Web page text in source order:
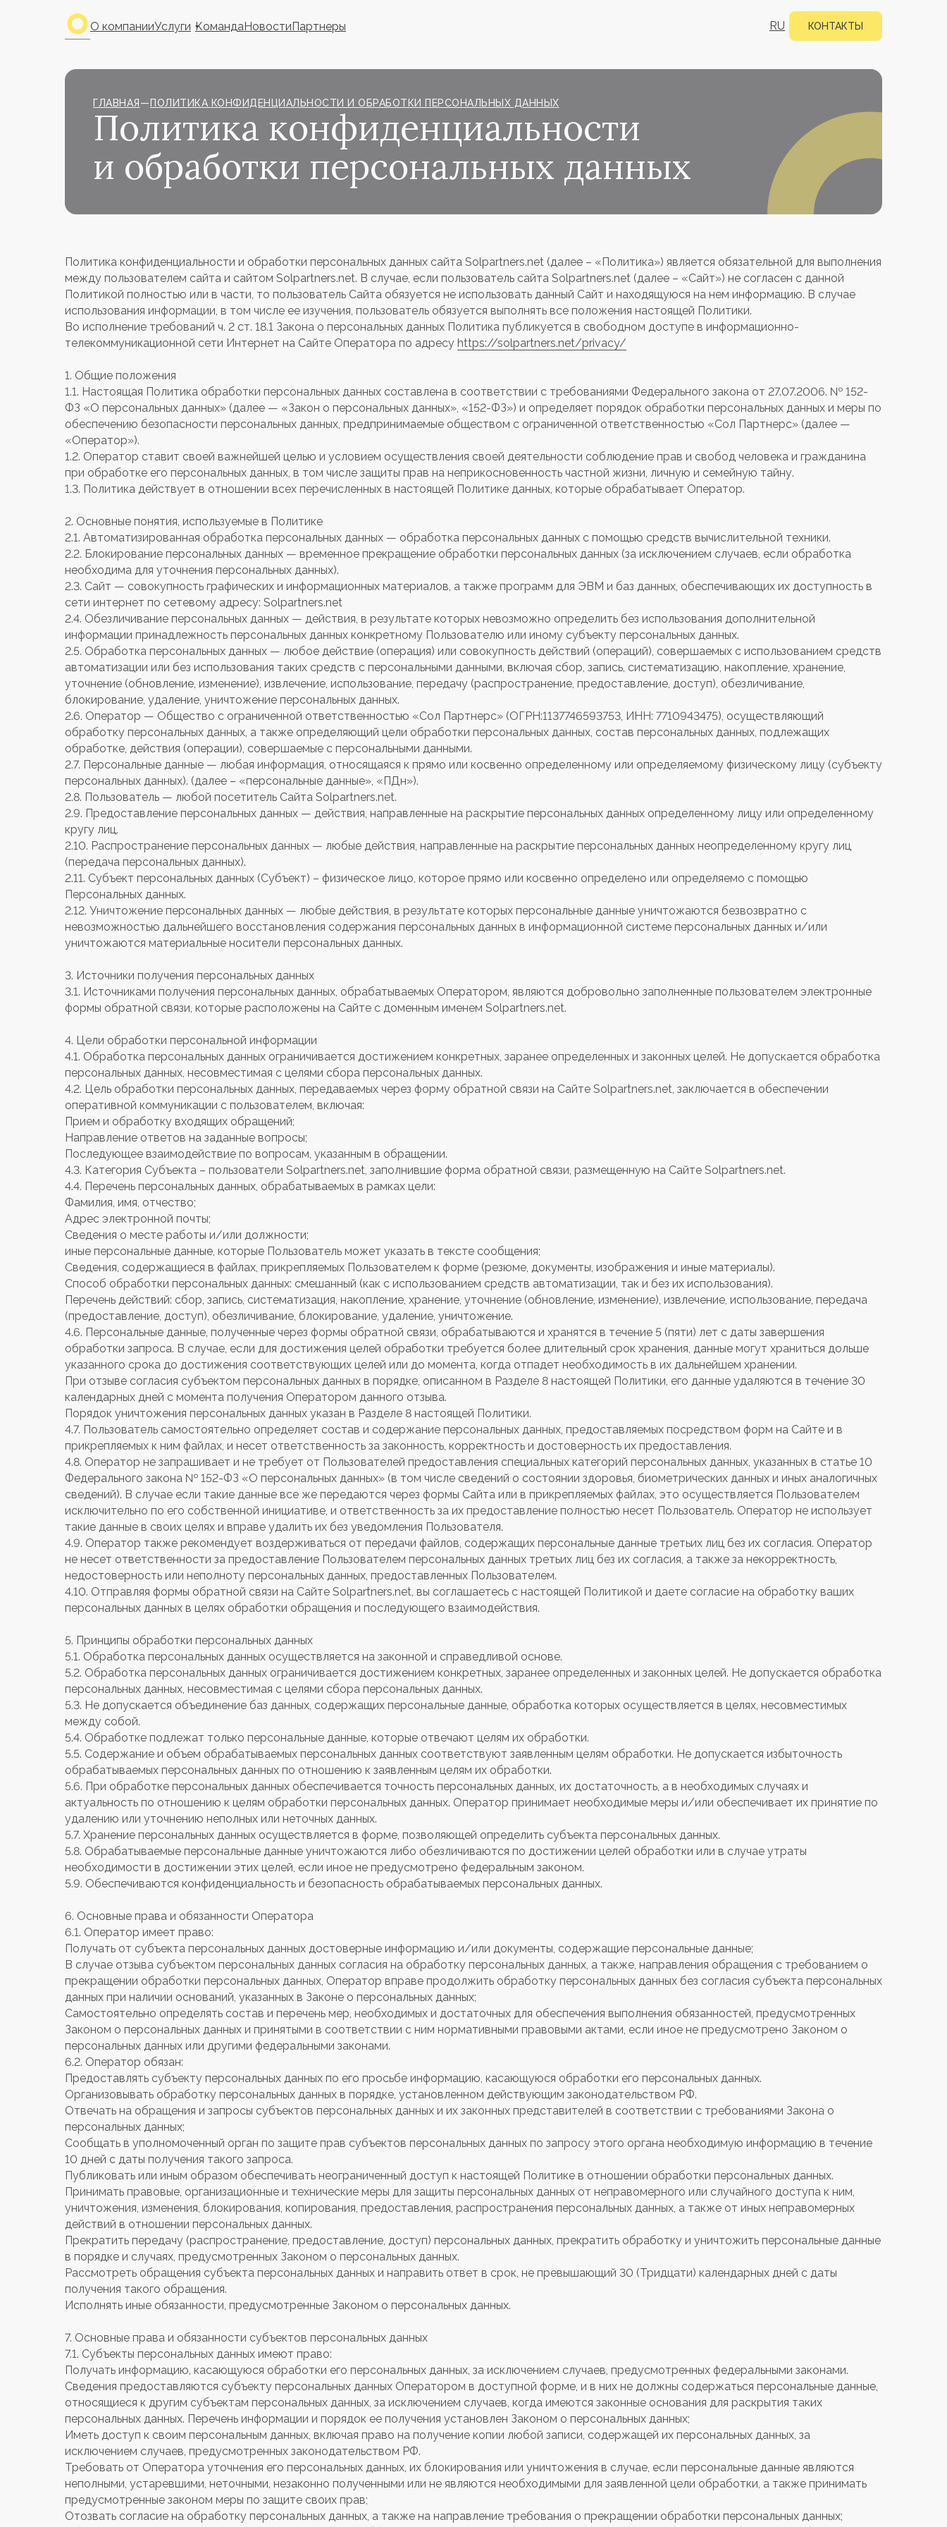
RU КОНТАКТЫ
О компанииУслуги КомандаНовостиПартнеры
ГЛАВНАЯ — ПОЛИТИКА КОНФИДЕНЦИАЛЬНОСТИ И ОБРАБОТКИ ПЕРСОНАЛЬНЫХ ДАННЫХ
Политика конфиденциальности
и обработки персональных данных
Политика конфиденциальности и обработки персональных данных сайта Solpartners.net (далее – «Политика») является обязательной для выполнения
между пользователем сайта и сайтом Solpartners.net. В случае, если пользователь сайта Solpartners.net (далее – «Сайт») не согласен с данной
Политикой полностью или в части, то пользователь Сайта обязуется не использовать данный Сайт и находящуюся на нем информацию. В случае
использования информации, в том числе ее изучения, пользователь обязуется выполнять все положения настоящей Политики.
Во исполнение требований ч. 2 ст. 18.1 Закона о персональных данных Политика публикуется в свободном доступе в информационно-
телекоммуникационной сети Интернет на Сайте Оператора по адресу https://solpartners.net/privacy/
1. Общие положения
1.1. Настоящая Политика обработки персональных данных составлена в соответствии с требованиями Федерального закона от 27.07.2006. № 152-
ФЗ «О персональных данных» (далее — «Закон о персональных данных», «152-ФЗ») и определяет порядок обработки персональных данных и меры по
обеспечению безопасности персональных данных, предпринимаемые обществом с ограниченной ответственностью «Сол Партнерс» (далее —
«Оператор»).
1.2. Оператор ставит своей важнейшей целью и условием осуществления своей деятельности соблюдение прав и свобод человека и гражданина
при обработке его персональных данных, в том числе защиты прав на неприкосновенность частной жизни, личную и семейную тайну.
1.3. Политика действует в отношении всех перечисленных в настоящей Политике данных, которые обрабатывает Оператор.
2. Основные понятия, используемые в Политике
2.1. Автоматизированная обработка персональных данных — обработка персональных данных с помощью средств вычислительной техники.
2.2. Блокирование персональных данных — временное прекращение обработки персональных данных (за исключением случаев, если обработка
необходима для уточнения персональных данных).
2.3. Сайт — совокупность графических и информационных материалов, а также программ для ЭВМ и баз данных, обеспечивающих их доступность в
сети интернет по сетевому адресу: Solpartners.net
2.4. Обезличивание персональных данных — действия, в результате которых невозможно определить без использования дополнительной
информации принадлежность персональных данных конкретному Пользователю или иному субъекту персональных данных.
2.5. Обработка персональных данных — любое действие (операция) или совокупность действий (операций), совершаемых с использованием средств
автоматизации или без использования таких средств с персональными данными, включая сбор, запись, систематизацию, накопление, хранение,
уточнение (обновление, изменение), извлечение, использование, передачу (распространение, предоставление, доступ), обезличивание,
блокирование, удаление, уничтожение персональных данных.
2.6. Оператор — Общество с ограниченной ответственностью «Сол Партнерс» (ОГРН:1137746593753, ИНН: 7710943475), осуществляющий
обработку персональных данных, а также определяющий цели обработки персональных данных, состав персональных данных, подлежащих
обработке, действия (операции), совершаемые с персональными данными.
2.7. Персональные данные — любая информация, относящаяся к прямо или косвенно определенному или определяемому физическому лицу (субъекту
персональных данных). (далее – «персональные данные», «ПДн»).
2.8. Пользователь — любой посетитель Сайта Solpartners.net.
2.9. Предоставление персональных данных — действия, направленные на раскрытие персональных данных определенному лицу или определенному
кругу лиц.
2.10. Распространение персональных данных — любые действия, направленные на раскрытие персональных данных неопределенному кругу лиц
(передача персональных данных).
2.11. Субъект персональных данных (Субъект) – физическое лицо, которое прямо или косвенно определено или определяемо с помощью
Персональных данных.
2.12. Уничтожение персональных данных — любые действия, в результате которых персональные данные уничтожаются безвозвратно с
невозможностью дальнейшего восстановления содержания персональных данных в информационной системе персональных данных и/или
уничтожаются материальные носители персональных данных.
3. Источники получения персональных данных
3.1. Источниками получения персональных данных, обрабатываемых Оператором, являются добровольно заполненные пользователем электронные
формы обратной связи, которые расположены на Сайте с доменным именем Solpartners.net.
4. Цели обработки персональной информации
4.1. Обработка персональных данных ограничивается достижением конкретных, заранее определенных и законных целей. Не допускается обработка
персональных данных, несовместимая с целями сбора персональных данных.
4.2. Цель обработки персональных данных, передаваемых через форму обратной связи на Сайте Solpartners.net, заключается в обеспечении
оперативной коммуникации с пользователем, включая:
Прием и обработку входящих обращений;
Направление ответов на заданные вопросы;
Последующее взаимодействие по вопросам, указанным в обращении.
4.3. Категория Субъекта – пользователи Solpartners.net, заполнившие форма обратной связи, размещенную на Сайте Solpartners.net.
4.4. Перечень персональных данных, обрабатываемых в рамках цели:
Фамилия, имя, отчество;
Адрес электронной почты;
Сведения о месте работы и/или должности;
иные персональные данные, которые Пользователь может указать в тексте сообщения;
Сведения, содержащиеся в файлах, прикрепляемых Пользователем к форме (резюме, документы, изображения и иные материалы).
Способ обработки персональных данных: смешанный (как с использованием средств автоматизации, так и без их использования).
Перечень действий: сбор, запись, систематизация, накопление, хранение, уточнение (обновление, изменение), извлечение, использование, передача
(предоставление, доступ), обезличивание, блокирование, удаление, уничтожение.
4.6. Персональные данные, полученные через формы обратной связи, обрабатываются и хранятся в течение 5 (пяти) лет с даты завершения
обработки запроса. В случае, если для достижения целей обработки требуется более длительный срок хранения, данные могут храниться дольше
указанного срока до достижения соответствующих целей или до момента, когда отпадет необходимость в их дальнейшем хранении.
При отзыве согласия субъектом персональных данных в порядке, описанном в Разделе 8 настоящей Политики, его данные удаляются в течение 30
календарных дней с момента получения Оператором данного отзыва.
Порядок уничтожения персональных данных указан в Разделе 8 настоящей Политики.
4.7. Пользователь самостоятельно определяет состав и содержание персональных данных, предоставляемых посредством форм на Сайте и в
прикрепляемых к ним файлах, и несет ответственность за законность, корректность и достоверность их предоставления.
4.8. Оператор не запрашивает и не требует от Пользователей предоставления специальных категорий персональных данных, указанных в статье 10
Федерального закона № 152-ФЗ «О персональных данных» (в том числе сведений о состоянии здоровья, биометрических данных и иных аналогичных
сведений). В случае если такие данные все же передаются через формы Сайта или в прикрепляемых файлах, это осуществляется Пользователем
исключительно по его собственной инициативе, и ответственность за их предоставление полностью несет Пользователь. Оператор не использует
такие данные в своих целях и вправе удалить их без уведомления Пользователя.
4.9. Оператор также рекомендует воздерживаться от передачи файлов, содержащих персональные данные третьих лиц без их согласия. Оператор
не несет ответственности за предоставление Пользователем персональных данных третьих лиц без их согласия, а также за некорректность,
недостоверность или неполноту персональных данных, предоставленных Пользователем.
4.10. Отправляя формы обратной связи на Сайте Solpartners.net, вы соглашаетесь с настоящей Политикой и даете согласие на обработку ваших
персональных данных в целях обработки обращения и последующего взаимодействия.
5. Принципы обработки персональных данных
5.1. Обработка персональных данных осуществляется на законной и справедливой основе.
5.2. Обработка персональных данных ограничивается достижением конкретных, заранее определенных и законных целей. Не допускается обработка
персональных данных, несовместимая с целями сбора персональных данных.
5.3. Не допускается объединение баз данных, содержащих персональные данные, обработка которых осуществляется в целях, несовместимых
между собой.
5.4. Обработке подлежат только персональные данные, которые отвечают целям их обработки.
5.5. Содержание и объем обрабатываемых персональных данных соответствуют заявленным целям обработки. Не допускается избыточность
обрабатываемых персональных данных по отношению к заявленным целям их обработки.
5.6. При обработке персональных данных обеспечивается точность персональных данных, их достаточность, а в необходимых случаях и
актуальность по отношению к целям обработки персональных данных. Оператор принимает необходимые меры и/или обеспечивает их принятие по
удалению или уточнению неполных или неточных данных.
5.7. Хранение персональных данных осуществляется в форме, позволяющей определить субъекта персональных данных.
5.8. Обрабатываемые персональные данные уничтожаются либо обезличиваются по достижении целей обработки или в случае утраты
необходимости в достижении этих целей, если иное не предусмотрено федеральным законом.
5.9. Обеспечиваются конфиденциальность и безопасность обрабатываемых персональных данных.
6. Основные права и обязанности Оператора
6.1. Оператор имеет право:
Получать от субъекта персональных данных достоверные информацию и/или документы, содержащие персональные данные;
В случае отзыва субъектом персональных данных согласия на обработку персональных данных, а также, направления обращения с требованием о
прекращении обработки персональных данных, Оператор вправе продолжить обработку персональных данных без согласия субъекта персональных
данных при наличии оснований, указанных в Законе о персональных данных;
Самостоятельно определять состав и перечень мер, необходимых и достаточных для обеспечения выполнения обязанностей, предусмотренных
Законом о персональных данных и принятыми в соответствии с ним нормативными правовыми актами, если иное не предусмотрено Законом о
персональных данных или другими федеральными законами.
6.2. Оператор обязан:
Предоставлять субъекту персональных данных по его просьбе информацию, касающуюся обработки его персональных данных.
Организовывать обработку персональных данных в порядке, установленном действующим законодательством РФ.
Отвечать на обращения и запросы субъектов персональных данных и их законных представителей в соответствии с требованиями Закона о
персональных данных;
Сообщать в уполномоченный орган по защите прав субъектов персональных данных по запросу этого органа необходимую информацию в течение
10 дней с даты получения такого запроса.
Публиковать или иным образом обеспечивать неограниченный доступ к настоящей Политике в отношении обработки персональных данных.
Принимать правовые, организационные и технические меры для защиты персональных данных от неправомерного или случайного доступа к ним,
уничтожения, изменения, блокирования, копирования, предоставления, распространения персональных данных, а также от иных неправомерных
действий в отношении персональных данных.
Прекратить передачу (распространение, предоставление, доступ) персональных данных, прекратить обработку и уничтожить персональные данные
в порядке и случаях, предусмотренных Законом о персональных данных.
Рассмотреть обращения субъекта персональных данных и направить ответ в срок, не превышающий 30 (Тридцати) календарных дней с даты
получения такого обращения.
Исполнять иные обязанности, предусмотренные Законом о персональных данных.
7. Основные права и обязанности субъектов персональных данных
7.1. Субъекты персональных данных имеют право:
Получать информацию, касающуюся обработки его персональных данных, за исключением случаев, предусмотренных федеральными законами.
Сведения предоставляются субъекту персональных данных Оператором в доступной форме, и в них не должны содержаться персональные данные,
относящиеся к другим субъектам персональных данных, за исключением случаев, когда имеются законные основания для раскрытия таких
персональных данных. Перечень информации и порядок ее получения установлен Законом о персональных данных;
Иметь доступ к своим персональным данных, включая право на получение копии любой записи, содержащей их персональных данных, за
исключением случаев, предусмотренных законодательством РФ.
Требовать от Оператора уточнения его персональных данных, их блокирования или уничтожения в случае, если персональные данные являются
неполными, устаревшими, неточными, незаконно полученными или не являются необходимыми для заявленной цели обработки, а также принимать
предусмотренные законом меры по защите своих прав;
Отозвать согласие на обработку персональных данных, а также на направление требования о прекращении обработки персональных данных;